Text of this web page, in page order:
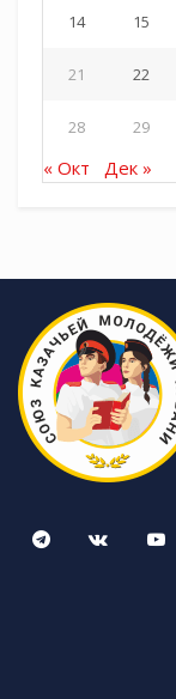
14 15
21 22
28 29
« Окт Дек »